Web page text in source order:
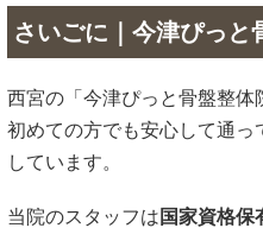
さいごに｜今津ぴっと
西宮の「今津ぴっと骨盤整体
初めての方でも安心して通
しています。
当院のスタッフは 国家資格保